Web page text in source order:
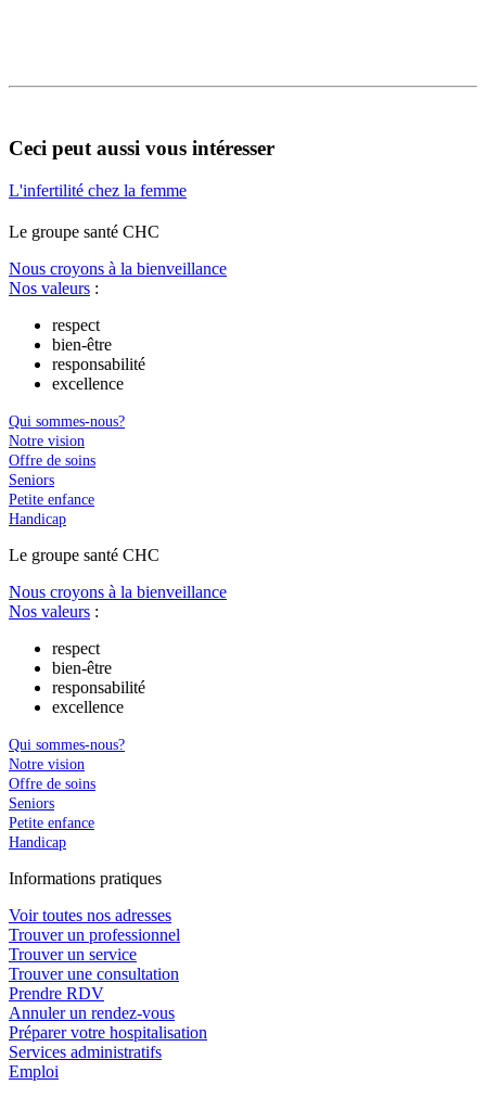
Ceci peut aussi vous intéresser
L'infertilité chez la femme
Le groupe santé CHC
Nous croyons à la bienveillance
Nos valeurs :
respect
bien-être
responsabilité
excellence
Qui sommes-nous?
Notre vision
Offre de soins
Seniors
Petite enfance
Handicap
Le groupe santé CHC
Nous croyons à la bienveillance
Nos valeurs :
respect
bien-être
responsabilité
excellence
Qui sommes-nous?
Notre vision
Offre de soins
Seniors
Petite enfance
Handicap
Informations pratiques
Voir toutes nos adresses
Trouver un professionnel
Trouver un service
Trouver une consultation
Prendre RDV
Annuler un rendez-vous
Préparer votre hospitalisation
Services administratifs
Emploi​